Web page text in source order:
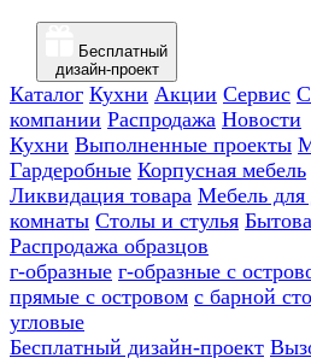
Бесплатный
дизайн-проект
Каталог Кухни Акции Сервис
компании Распродажа Новости
Кухни Выполненные проекты
Гардеробные Корпусная мебель
Ликвидация товара Мебель для
комнаты Столы и стулья
Распродажа образцов
г-образные г-образные с
прямые с островом с барной
угловые
Бесплатный дизайн-проект